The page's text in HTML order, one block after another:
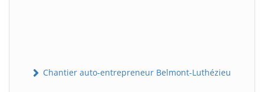
Chantier auto-entrepreneur Belmont-Luthézieu